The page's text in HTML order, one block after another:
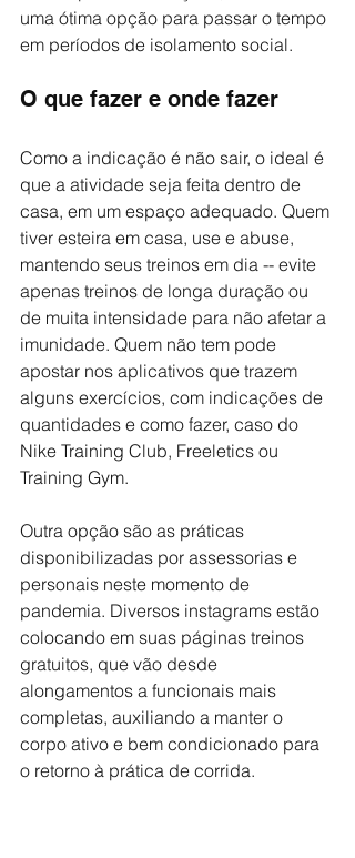
uma ótima opção para passar o tempo
em períodos de isolamento social.
O que fazer e onde fazer
Como a indicação é não sair, o ideal é
que a atividade seja feita dentro de
casa, em um espaço adequado. Quem
tiver esteira em casa, use e abuse,
mantendo seus treinos em dia -- evite
apenas treinos de longa duração ou
de muita intensidade para não afetar a
imunidade. Quem não tem pode
apostar nos aplicativos que trazem
alguns exercícios, com indicações de
quantidades e como fazer, caso do
Nike Training Club, Freeletics ou
Training Gym.
Outra opção são as práticas
disponibilizadas por assessorias e
personais neste momento de
pandemia. Diversos instagrams estão
colocando em suas páginas treinos
gratuitos, que vão desde
alongamentos a funcionais mais
completas, auxiliando a manter o
corpo ativo e bem condicionado para
o retorno à prática de corrida.